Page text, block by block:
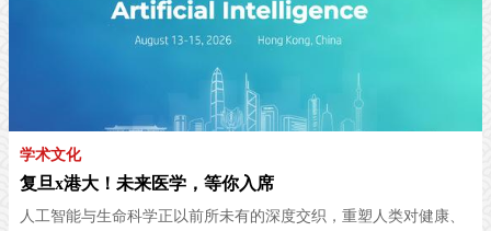
学术文化
复旦x港大！未来医学，等你入席
人工智能与生命科学正以前所未有的深度交织，重塑人类对健康、